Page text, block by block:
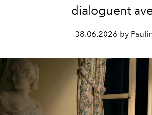
dialoguent
08.06.2026 by